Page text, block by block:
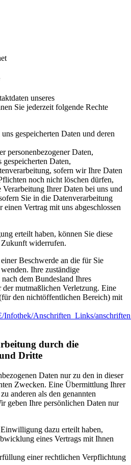
unseres
Sie jederzeit folgende Rechte
gespeicherten Daten und deren
personenbezogener Daten,
Daten,
sofern wir Ihre Daten
noch nicht löschen dürfen,
Verarbeitung Ihrer Daten bei uns und
Sie in die Datenverarbeitung
Vertrag mit uns abgeschlossen
erteilt haben, können Sie diese
widerrufen.
Beschwerde an die für Sie
Ihre zuständige
dem Bundesland Ihres
mutmaßlichen Verletzung. Eine
den nichtöffentlichen Bereich) mit
Infothek/Anschriften_Links/
durch die
Dritte
Daten nur zu den in dieser
Zwecken. Eine Übermittlung Ihrer
anderen als den genannten
geben Ihre persönlichen Daten nur
dazu erteilt haben,
eines Vertrags mit Ihnen
einer rechtlichen Verpflichtung